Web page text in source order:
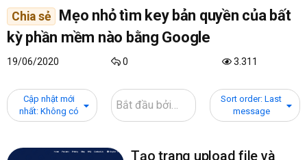
Chia sẻ
Mẹo nhỏ tìm key bản quyền của bất
kỳ phần mềm nào bằng Google
19/06/2020 0 3.311
Cập nhật mới
nhất: Không có
Sort order: Last
message
Tạo trang upload file và